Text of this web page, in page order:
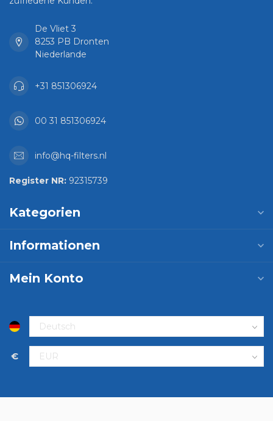
De Vliet 3
8253 PB Dronten
Niederlande
+31 851306924
00 31 851306924
info@hq-filters.nl
Register NR: 92315739
Kategorien
Informationen
Mein Konto
€